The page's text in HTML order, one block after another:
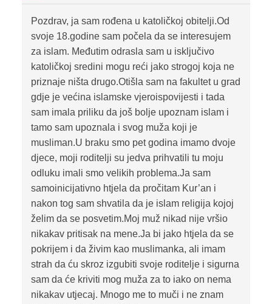
Pozdrav, ja sam rođena u katoličkoj obitelji.Od
svoje 18.godine sam počela da se interesujem
za islam. Međutim odrasla sam u isključivo
katoličkoj sredini mogu reći jako strogoj koja ne
priznaje ništa drugo.Otišla sam na fakultet u grad
gdje je većina islamske vjeroispovijesti i tada
sam imala priliku da još bolje upoznam islam i
tamo sam upoznala i svog muža koji je
musliman.U braku smo pet godina imamo dvoje
djece, moji roditelji su jedva prihvatili tu moju
odluku imali smo velikih problema.Ja sam
samoinicijativno htjela da pročitam Kur’an i
nakon tog sam shvatila da je islam religija kojoj
želim da se posvetim.Moj muž nikad nije vršio
nikakav pritisak na mene.Ja bi jako htjela da se
pokrijem i da živim kao muslimanka, ali imam
strah da ću skroz izgubiti svoje roditelje i sigurna
sam da će kriviti mog muža za to iako on nema
nikakav utjecaj. Mnogo me to muči i ne znam